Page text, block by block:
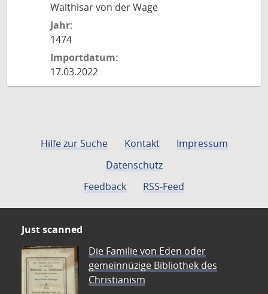
Walthisar von der Wage
Jahr:
1474
Importdatum:
17.03.2022
Hilfe zur Suche Kontakt
Impressum
Datenschutz
Feedback
RSS-Feed
Just scanned
Die Familie von Eden oder
gemeinnüzige Bibliothek des
Christianism